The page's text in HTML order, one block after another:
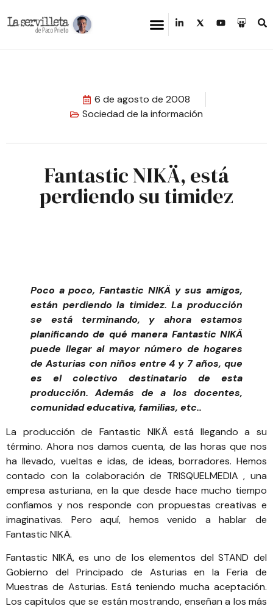
6 de agosto de 2008
Sociedad de la información
Fantastic NIKÄ, está
perdiendo su timidez
Poco a poco, Fantastic NIKÄ y sus amigos,
están perdiendo la timidez. La producción
se está terminando, y ahora estamos
planificando de qué manera Fantastic NIKÄ
puede llegar al mayor número de hogares
de Asturias con niños entre 4 y 7 años, que
es el colectivo destinatario de esta
producción. Además de a los docentes,
comunidad educativa, familias, etc..
La producción de Fantastic NIKÄ está llegando a su
término. Ahora nos damos cuenta, de las horas que nos
ha llevado, vueltas e idas, de ideas, borradores. Hemos
contado con la colaboración de TRISQUELMEDIA , una
empresa asturiana, en la que desde hace mucho tiempo
confíamos y nos responde con propuestas creativas e
imaginativas. Pero aquí, hemos venido a hablar de
Fantastic NIKÄ.
Fantastic NIKÄ, es uno de los elementos del STAND del
Gobierno del Principado de Asturias en la Feria de
Muestras de Asturias. Está teniendo mucha aceptación.
Los capítulos que se están mostrando, enseñan a los más